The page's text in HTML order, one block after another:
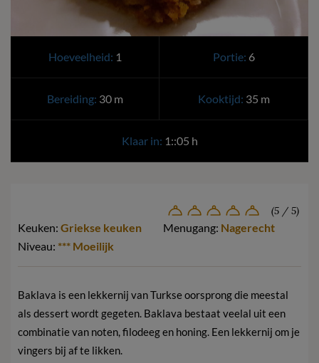
Hoeveelheid: 1 Portie: 6
Bereiding: 30 m Kooktijd: 35 m
Klaar in: 1::05 h
(5 / 5)
Keuken: Griekse keuken Menugang: Nagerecht
Niveau: *** Moeilijk
Baklava is een lekkernij van Turkse oorsprong die meestal
als dessert wordt gegeten. Baklava bestaat veelal uit een
combinatie van noten, filodeeg en honing. Een lekkernij om je
vingers bij af te likken.